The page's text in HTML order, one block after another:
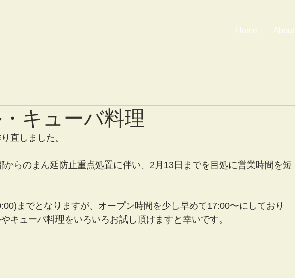
Home About
キューバ料理
直しました。
からのまん延防止重点処置に伴い、2月13日までを目処に営業時間を短
までとなりますが、オープン時間を少し早めて17:00〜にしており
キューバ料理をいろいろお試し頂けますと幸いです。